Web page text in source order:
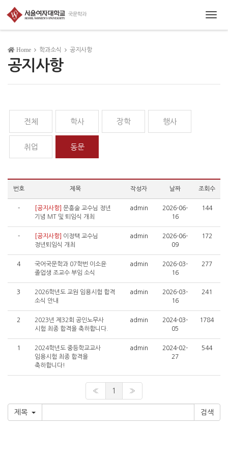
공지사항
Home 학과소식 공지사항
전체 학사 장학 행사
취업 동문
번호 제목 작성자 날짜 조회수
- [공지사항] 문흥술 교수님 정년
기념 MT 및 퇴임식 개최
admin
2026-06-
16
144
- [공지사항]
이정택 교수님
정년퇴임식 개최
admin
2026-06-
09
172
4
국어국문학과 07학번 이소윤
졸업생 조교수 부임 소식
admin
2026-03-
16
277
3
2026학년도 교원 임용시험 합격
소식 안내
admin
2026-03-
16
241
2
2023년 제32회 공인노무사
시험 최종 합격을 축하합니다.
admin
2024-03-
05
1784
1
2024학년도 중등학교교사
임용시험 최종 합격을
축하합니다!
admin
2024-02-
27
544
« 1 »
제목